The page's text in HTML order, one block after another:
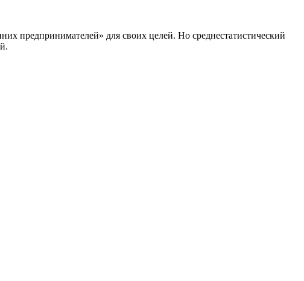
предпринимателей» для своих целей. Но среднестатистический